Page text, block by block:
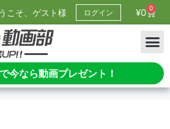
こそ、ゲスト様 ログイン ¥0 0
今なら動画プレゼント！